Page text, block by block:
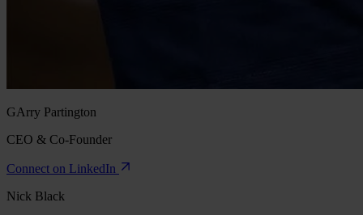
GArry Partington
CEO & Co-Founder
Connect on LinkedIn
Nick Black